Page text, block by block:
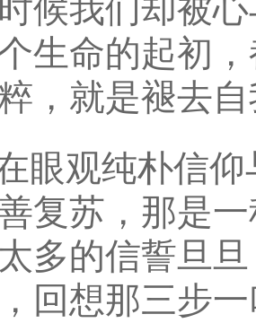
候我们却被
生命的起初
，就是褪去
眼观纯朴信
复苏，那是
多的信誓旦
回想那三步